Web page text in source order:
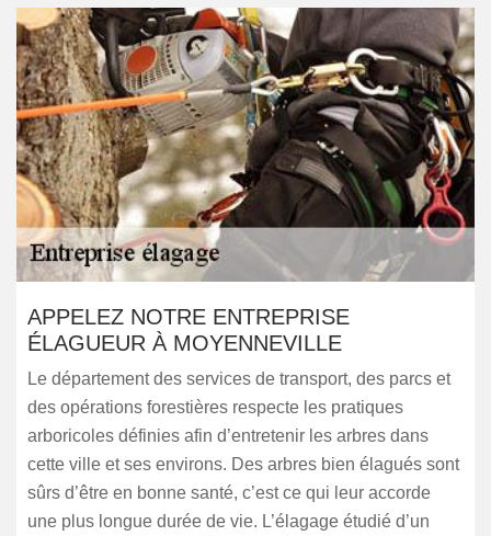
APPELEZ NOTRE ENTREPRISE
ÉLAGUEUR À MOYENNEVILLE
Le département des services de transport, des parcs et
des opérations forestières respecte les pratiques
arboricoles définies afin d’entretenir les arbres dans
cette ville et ses environs. Des arbres bien élagués sont
sûrs d’être en bonne santé, c’est ce qui leur accorde
une plus longue durée de vie. L’élagage étudié d’un